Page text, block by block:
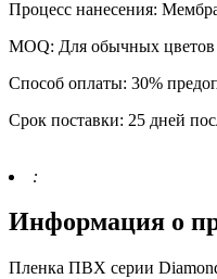
Процесс нанесения:
MOQ: Для обычных
Способ оплаты: 30%
Срок поставки: 25 дней
:
Информация о
Пленка ПВХ серии